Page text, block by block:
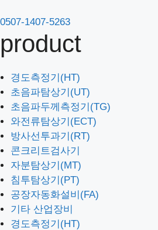
텐
츠
로
너
뛰
기
사업분야
브랜드소개
엠텍소식
경도측정기(HT)
초음파탐상기(UT)
초음파두께측정기(TG)
와전류탐상기(ECT)
방사선투과기(RT)
콘크리트검사기
자분탐상기(MT)
침투탐상기(PT)
공장자동화설비(FA)
기타 산업장비
0507-1407-5263
product
경도측정기(HT)
초음파탐상기(UT)
초음파두께측정기(TG)
와전류탐상기(ECT)
방사선투과기(RT)
콘크리트검사기
자분탐상기(MT)
침투탐상기(PT)
공장자동화설비(FA)
기타 산업장비
경도측정기(HT)